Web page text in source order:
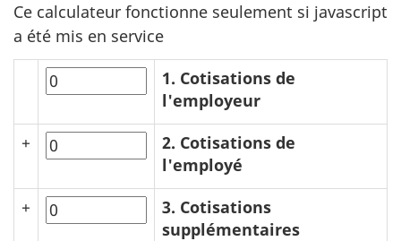
Ce calculateur fonctionne seulement si javascript
a été mis en service
1. Cotisations de
l'employeur
+
2. Cotisations de
l'employé
+
3. Cotisations
supplémentaires